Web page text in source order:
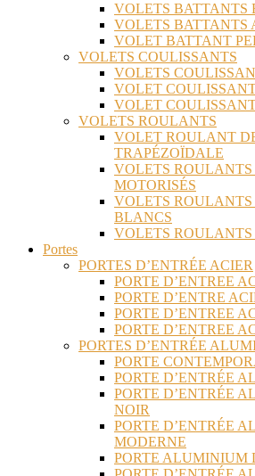
VOLETS BATTANTS
VOLETS
VOLET BATTANT
VOLETS COULISSANTS
VOLETS
VOLET
VOLET
VOLETS ROULANTS
VOLET ROULANT
TRAPÉZOÏDALE
VOLETS ROULANTS
MOTORISÉS
VOLETS
BLANCS
VOLETS
Portes
PORTES D’ENTRÉE ACIER
PORTE D’ENTREE
PORTE D’ENTRE
PORTE D’ENTREE
PORTE D’ENTREE
PORTES D’ENTRÉE
PORTE
PORTE D’ENTRÉE
PORTE D’ENTRÉE
NOIR
PORTE D’ENTRÉE
MODERNE
PORTE ALUMINIUM